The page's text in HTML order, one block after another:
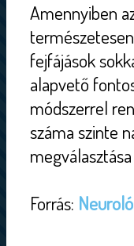
Amennyiben
fejfájások
alapvető
módszerrel
száma szinte
Forrás: